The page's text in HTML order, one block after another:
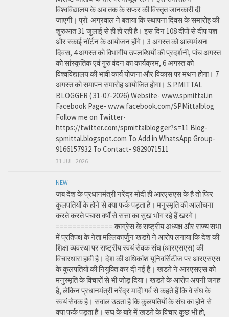
विश्वविद्यालय के अब तक के सफर की विस्तृत जानकारी दी
जाएगी। प्रो. अग्रवाल ने बताया कि स्थापना दिवस के समारोह की
शुरुआत 31 जुलाई से ही हो रही है। इस दिन 108 दीपों से दीप यज्ञ
और स्काई नॉर्टन के आयोजन होंगे। 3 अगस्त को आत्ममंथन
दिवस, 4 अगस्त को विभागीय उपलब्धियों की प्रदर्शनी, पांच अगस्त
को सांस्कृतिक एवं गुरु वंदन का कार्यक्रम, 6 अगस्त को
विश्वविद्यालय की भावी कार्य योजना और विकास पर मंथन होगा। 7
अगस्त को समापन समारोह आयोजित होगा। S.P.MITTAL
BLOGGER ( 31-07-2026) Website- www.spmittal.in
Facebook Page- www.facebook.com/SPMittalblog
Follow me on Twitter-
https://twitter.com/spmittalblogger?s=11 Blog-
spmittal.blogspot.com To Add in WhatsApp Group-
9166157932 To Contact- 9829071511
31 JUL, 2026
NEW
जब देश के प्रधानमंत्री नरेंद्र मोदी ही आरएसएस के है तो फिर
कुलपतियों के होने से क्या फर्क पड़ता है। मनुस्मृति की आलोचना
करते करते पचास वर्षों से सत्ता का सुख भोग रहे हैं खरगे।
============== कांग्रेस के राष्ट्रीय अध्यक्ष और राज्य सभा
में प्रतिपक्ष के नेता मल्लिकार्जुन खडग़े ने आरोप लगाया कि देश की
शिक्षा व्यवस्था पर राष्ट्रीय स्वयं सेवक संघ (आरएसएस) की
विचारधारा हावी है। देश की अधिकांश यूनिवर्सिटीज पर आरएसएस
के कुलपतियों की नियुक्ति कर दी गई है। खडग़े ने आरएसएस को
मनुस्मृति के विचारों से भी जोड़ दिया। खडग़े के आरोप अपनी जगह
है, लेकिन प्रधानमंत्री नरेंद्र मादेी गर्व से कहते हैं कि वे संघ के
स्वयं सेवक है। सवाल उठता है कि कुलपतियों के संघ का होने से
क्या फर्क पड़ता है। संघ के बारे में खडग़े के विचार कुछ भी हो,